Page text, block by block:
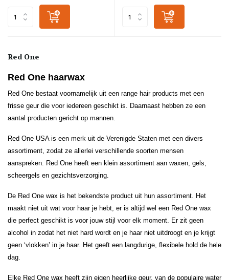
Red One
Red One haarwax
Red One bestaat voornamelijk uit een range hair products met een
frisse geur die voor iedereen geschikt is. Daarnaast hebben ze een
aantal producten gericht op mannen.
Red One USA is een merk uit de Verenigde Staten met een divers
assortiment, zodat ze allerlei verschillende soorten mensen
aanspreken. Red One heeft een klein assortiment aan waxen, gels,
scheergels en gezichtsverzorging.
De Red One wax is het bekendste product uit hun assortiment. Het
maakt niet uit wat voor haar je hebt, er is altijd wel een Red One wax
die perfect geschikt is voor jouw stijl voor elk moment. Er zit geen
alcohol in zodat het niet hard wordt en je haar niet uitdroogt en je krijgt
geen ‘vlokken’ in je haar. Het geeft een langdurige, flexibele hold de hele
dag.
Elke Red One wax heeft zijn eigen heerlijke geur, van de populaire water